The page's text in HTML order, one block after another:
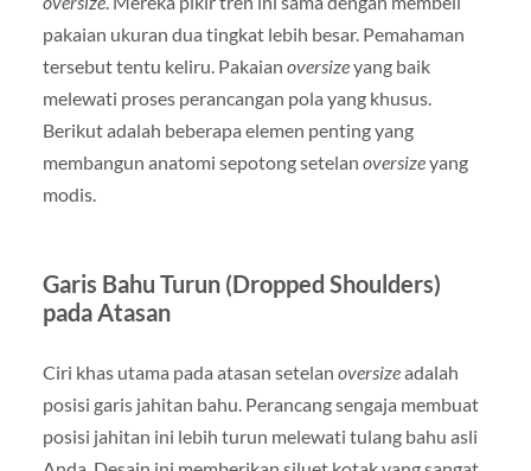
pakaian ukuran dua tingkat lebih besar. Pemahaman
tersebut tentu keliru. Pakaian oversizeyang baik
melewati proses perancangan pola yang khusus.
Berikut adalah beberapa elemen penting yang
membangun anatomi sepotong setelan oversizeyang
modis.
Garis Bahu Turun (Dropped Shoulders)
pada Atasan
Ciri khas utama pada atasan setelan oversizeadalah
posisi garis jahitan bahu. Perancang sengaja membuat
posisi jahitan ini lebih turun melewati tulang bahu asli